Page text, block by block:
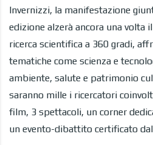
Invernizzi, la manifestazione
edizione alzerà ancora una volta
ricerca scientifica a 360 gradi,
tematiche come scienza e
ambiente, salute e patrimonio
saranno mille i ricercatori
film, 3 spettacoli, un corner
un evento-dibattito certificato